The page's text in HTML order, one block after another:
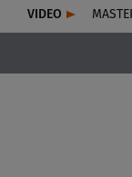
VIDEO